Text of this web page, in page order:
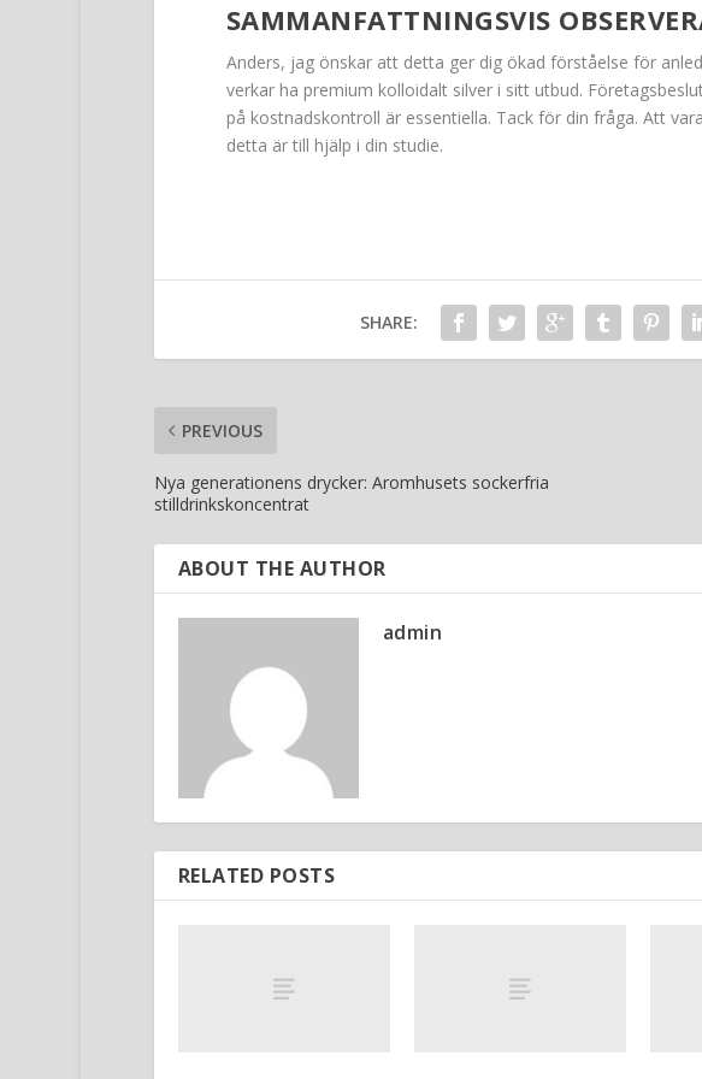
SAMMANFATTNINGSVIS
Anders, jag önskar att detta ger dig ökad förståelse för
verkar ha premium kolloidalt silver i sitt utbud.
på kostnadskontroll är essentiella. Tack för din fråga. Att
detta är till hjälp i din studie.
SHARE:
PREVIOUS
Nya generationens drycker: Aromhusets sockerfria
stilldrinkskoncentrat
ABOUT THE AUTHOR
admin
RELATED POSTS